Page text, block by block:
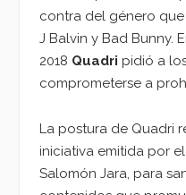
contra del género
J Balvin y Bad Bunny.
2018 Quadri pidió a
comprometerse a
La postura de Quadri
iniciativa emitida por
Salomón Jara, para